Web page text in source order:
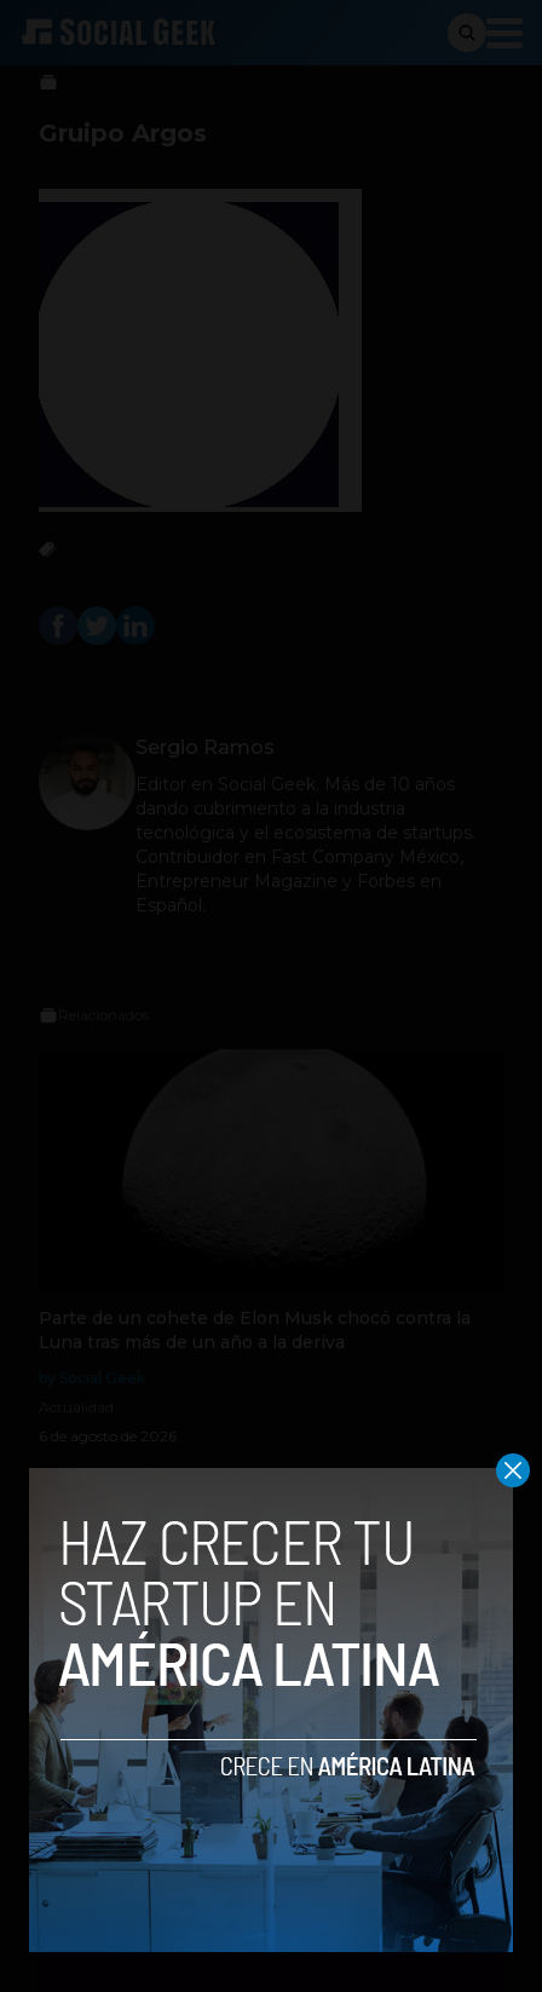
Sergio Ramos 6 de febrero de 2025
Gruipo Argos
Sergio Ramos
Editor en Social Geek
. Más de 10 años
dando cubrimiento a la industria
tecnológica y el ecosistema de startups.
Contribuidor en Fast Company México,
Entrepreneur Magazine y Forbes en
Español.
Parte de un cohete de Elon Musk chocó contra la
Luna tras más de un año a la deriva
6 de agosto de 2026
Qwen 3.8-Max, la nueva IA de Alibaba que desafía a
los modelos más poderosos
by Sergio Ramos
Actualidad
5 de agosto de 2026